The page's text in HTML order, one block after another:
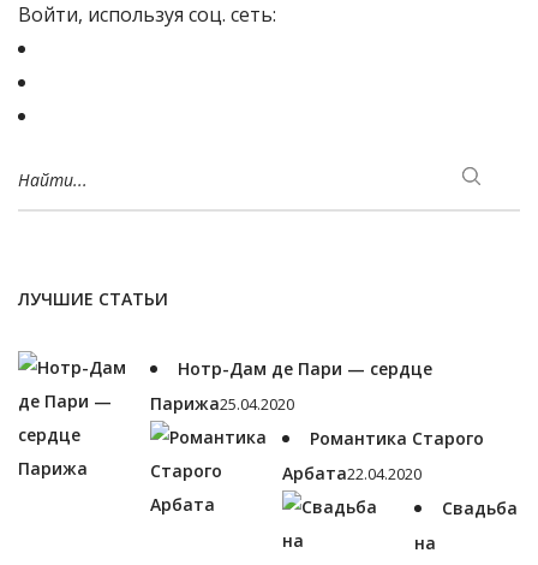
Войти, используя соц. сеть:
Найти...
ЛУЧШИЕ СТАТЬИ
Нотр-Дам де Пари — сердце
Парижа25.04.2020
Романтика Старого
Арбата22.04.2020
Свадьба
на